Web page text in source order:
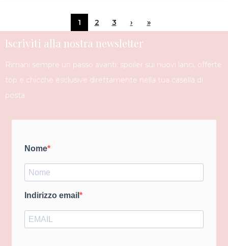
1 2 3 › »
Iscriviti alla nostra newsletter
Rimani sempre un passo avanti: spoiler sui nuovi lanci, offerte
top e chicche esclusive direttamente nella tua casella di
posta.
Nome
Indirizzo email